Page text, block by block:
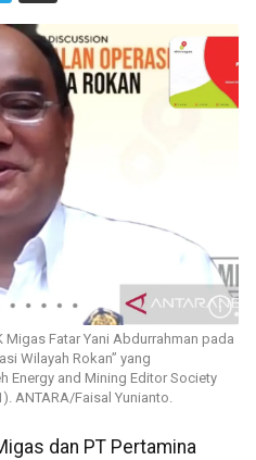
Migas Fatar Yani Abdurrahman pada
Wilayah Rokan” yang
Energy and Mining Editor Society
ANTARA/Faisal Yunianto.
dan PT Pertamina